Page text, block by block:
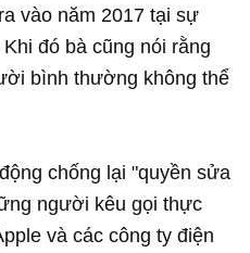
vào năm 2017 tại sự
đó bà cũng nói rằng
bình thường không thể
chống lại "quyền sửa
người kêu gọi thực
và các công ty điện